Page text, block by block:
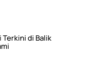
di Balik